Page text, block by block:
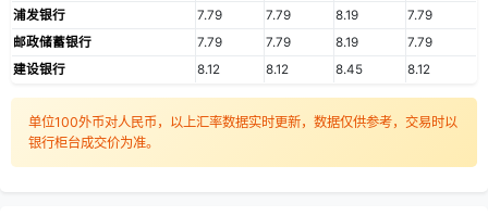
浦发银行
7.79 7.79 8.19
7.79
邮政储蓄银行
7.79 7.79 8.19
7.79
建设银行
8.12 8.12 8.45 8.12
单位100外币对人民币，以上汇率数据实时更新，数据仅供参考，交易时以
银行柜台成交价为准。